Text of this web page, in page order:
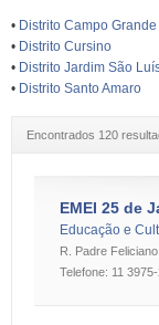
• Distrito Campo Grande
• Distrito Cursino
• Distrito Jardim São
• Distrito Santo Amaro
Encontrados 120
EMEI 25 de
Educação e
R. Padre
Telefone: 11